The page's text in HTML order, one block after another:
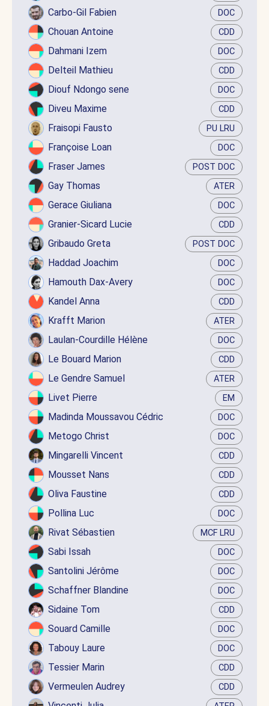
Carbo-Gil Fabien DOC
Chouan Antoine CDD
Dahmani Izem DOC
Delteil Mathieu CDD
Diouf Ndongo sene DOC
Diveu Maxime CDD
Fraisopi Fausto PU LRU
Françoise Loan DOC
Fraser James POST DOC
Gay Thomas ATER
Gerace Giuliana DOC
Granier-Sicard Lucie CDD
Gribaudo Greta POST DOC
Haddad Joachim DOC
Hamouth Dax-Avery DOC
Kandel Anna CDD
Krafft Marion ATER
Laulan-Courdille Hélène DOC
Le Bouard Marion CDD
Le Gendre Samuel ATER
Livet Pierre EM
Madinda Moussavou Cédric DOC
Metogo Christ DOC
Mingarelli Vincent CDD
Mousset Nans CDD
Oliva Faustine CDD
Pollina Luc DOC
Rivat Sébastien MCF LRU
Sabi Issah DOC
Santolini Jérôme DOC
Schaffner Blandine DOC
Sidaine Tom CDD
Souard Camille DOC
Tabouy Laure DOC
Tessier Marin CDD
Vermeulen Audrey CDD